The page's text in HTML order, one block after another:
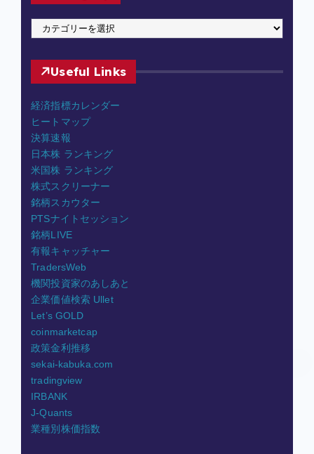
e
a
t
o
r
y
Useful Links
経済指標カレンダー
ヒートマップ
決算速報
日本株 ランキング
米国株 ランキング
株式スクリーナー
銘柄スカウター
PTSナイトセッション
銘柄LIVE
有報キャッチャー
TradersWeb
機関投資家のあしあと
企業価値検索 Ullet
Let’s GOLD
coinmarketcap
政策金利推移
sekai-kabuka.com
tradingview
IRBANK
J-Quants
業種別株価指数